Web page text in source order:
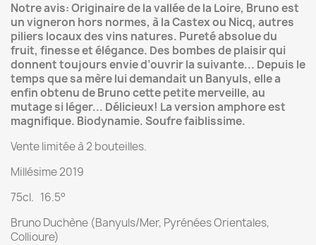
Notre avis: Originaire de la vallée de la Loire, Bruno est
un vigneron hors normes, à la Castex ou Nicq, autres
piliers locaux des vins natures. Pureté absolue du
fruit, finesse et élégance. Des bombes de plaisir qui
donnent toujours envie d’ouvrir la suivante... Depuis le
temps que sa mère lui demandait un Banyuls, elle a
enfin obtenu de Bruno cette petite merveille, au
mutage si léger... Délicieux! La version amphore est
magnifique. Biodynamie. Soufre faiblissime.
Vente limitée à 2 bouteilles.
Millésime 2019
75cl. 16.5°
Bruno Duchène (Banyuls/Mer, Pyrénées Orientales,
Collioure)